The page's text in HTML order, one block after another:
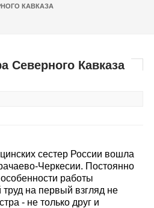
КАВКАЗА
Северного Кавказа
сестер России вошла
Черкесии. Постоянно
работы
на первый взгляд не
- не только друг и